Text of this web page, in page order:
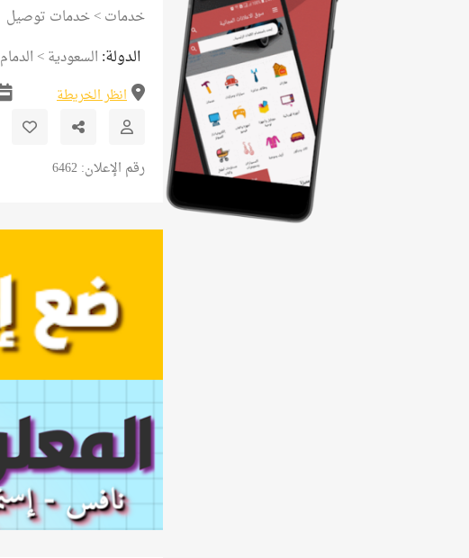
خدمات>خدمات توصيل
الدولة: السعودية> الدمام
انظر الخريطة
رقم الإعلان: 6462